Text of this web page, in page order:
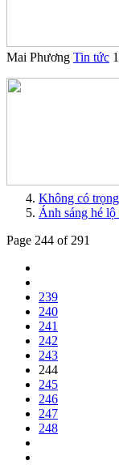
Mai Phương Tin tức
Không có
Ánh sáng hé
Page 244 of 291
239
240
241
242
243
244
245
246
247
248